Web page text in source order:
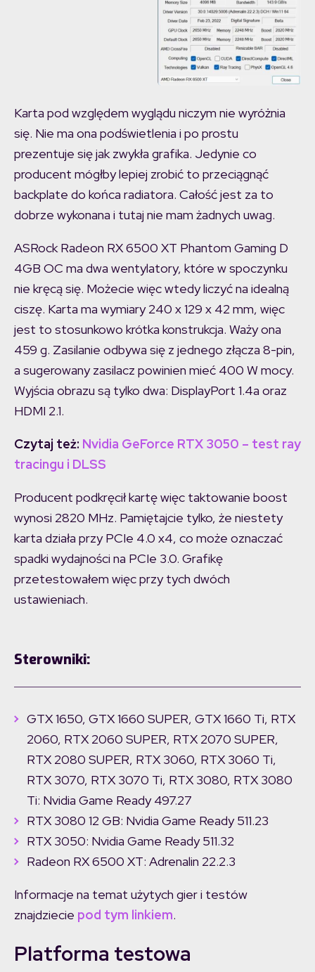
Karta pod względem wyglądu niczym nie wyróżnia
się. Nie ma ona podświetlenia i po prostu
prezentuje się jak zwykła grafika. Jedynie co
producent mógłby lepiej zrobić to przeciągnąć
backplate do końca radiatora. Całość jest za to
dobrze wykonana i tutaj nie mam żadnych uwag.
ASRock Radeon RX 6500 XT Phantom Gaming D
4GB OC ma dwa wentylatory, które w spoczynku
nie kręcą się. Możecie więc wtedy liczyć na idealną
ciszę. Karta ma wymiary 240 x 129 x 42 mm, więc
jest to stosunkowo krótka konstrukcja. Waży ona
459 g. Zasilanie odbywa się z jednego złącza 8-pin,
a sugerowany zasilacz powinien mieć 400 W mocy.
Wyjścia obrazu są tylko dwa: DisplayPort 1.4a oraz
HDMI 2.1.
Czytaj też: Nvidia GeForce RTX 3050 – test ray
tracingu i DLSS
Producent podkręcił kartę więc taktowanie boost
wynosi 2820 MHz. Pamiętajcie tylko, że niestety
karta działa przy PCIe 4.0 x4, co może oznaczać
spadki wydajności na PCIe 3.0. Grafikę
przetestowałem więc przy tych dwóch
ustawieniach.
Sterowniki:
GTX 1650, GTX 1660 SUPER, GTX 1660 Ti, RTX
2060, RTX 2060 SUPER, RTX 2070 SUPER,
RTX 2080 SUPER, RTX 3060, RTX 3060 Ti,
RTX 3070, RTX 3070 Ti, RTX 3080, RTX 3080
Ti: Nvidia Game Ready 497.27
RTX 3080 12 GB: Nvidia Game Ready 511.23
RTX 3050: Nvidia Game Ready 511.32
Radeon RX 6500 XT: Adrenalin 22.2.3
Informacje na temat użytych gier i testów
znajdziecie pod tym linkiem.
Platforma testowa